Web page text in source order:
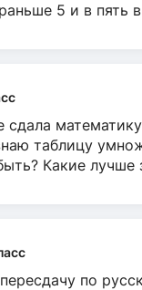
5 и в пять
сдала
таблицу
Какие лучше
по